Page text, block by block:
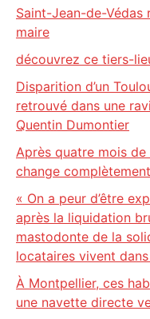
Saint-Jean-de-Védas
maire
découvrez ce tiers-
Disparition d’un
retrouvé dans une
Quentin Dumontier
Après quatre mois
change
« On a peur d’être
après la liquidation
mastodonte de la
locataires vivent dans
À Montpellier, ces
une navette directe